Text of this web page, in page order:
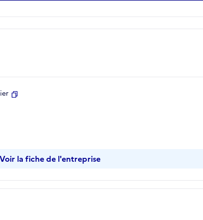
Voir la fiche de l'entreprise